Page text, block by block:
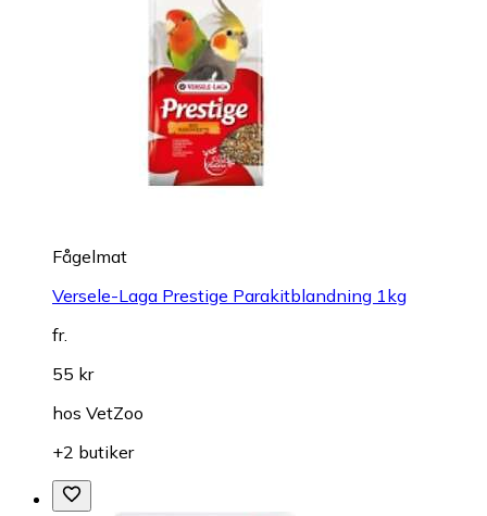
Fågelmat
Versele-Laga Prestige Parakitblandning 1kg
fr.
55 kr
hos VetZoo
+2 butiker